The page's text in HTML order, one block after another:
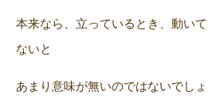
本来なら、立っているとき、動い
ないと
あまり意味が無いのではないでしょ